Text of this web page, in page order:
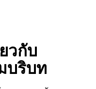
วกับ
บริบท